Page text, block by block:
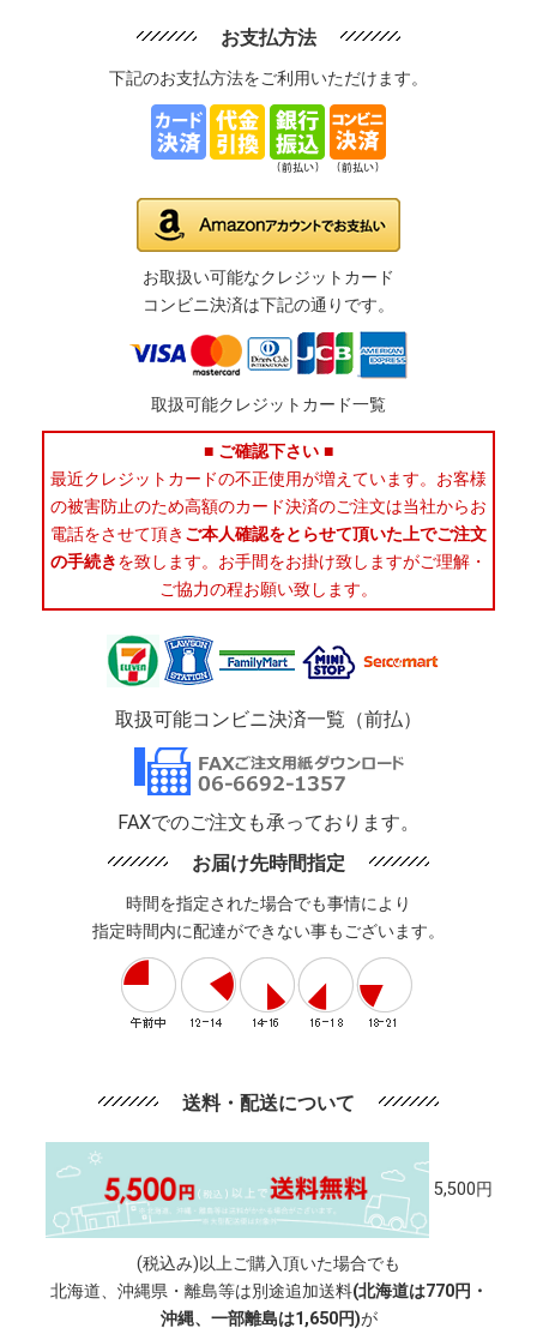
お支払方法
下記のお支払方法をご利用いただけます。
お取扱い可能なクレジットカード
コンビニ決済は下記の通りです。
取扱可能クレジットカード一覧
■ ご確認下さい ■
最近クレジットカードの不正使用が増えています。お客様
の被害防止のため高額のカード決済のご注文は当社からお
電話をさせて頂き ご本人確認をとらせて頂いた上でご注文
の手続きを致します。お手間をお掛け致しますがご理解・
ご協力の程お願い致します。
取扱可能コンビニ決済一覧（前払）
FAXでのご注文も承っております。
お届け先時間指定
時間を指定された場合でも事情により
指定時間内に配達ができない事もございます。
送料・配送について
5,500円
(税込み)以上ご購入頂いた場合でも
北海道、沖縄県・離島等は別途追加送料(北海道は770円・
沖縄、一部離島は1,650円)が